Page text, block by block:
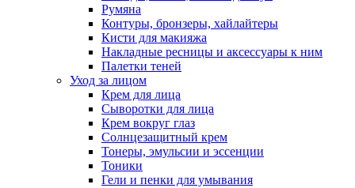
Румяна
Контуры, бронзеры, хайлайтеры
Кисти для макияжа
Накладные ресницы и аксессуары к ним
Палетки теней
Уход за лицом
Крем для лица
Сыворотки для лица
Крем вокруг глаз
Солнцезащитный крем
Тонеры, эмульсии и эссенции
Тоники
Гели и пенки для умывания